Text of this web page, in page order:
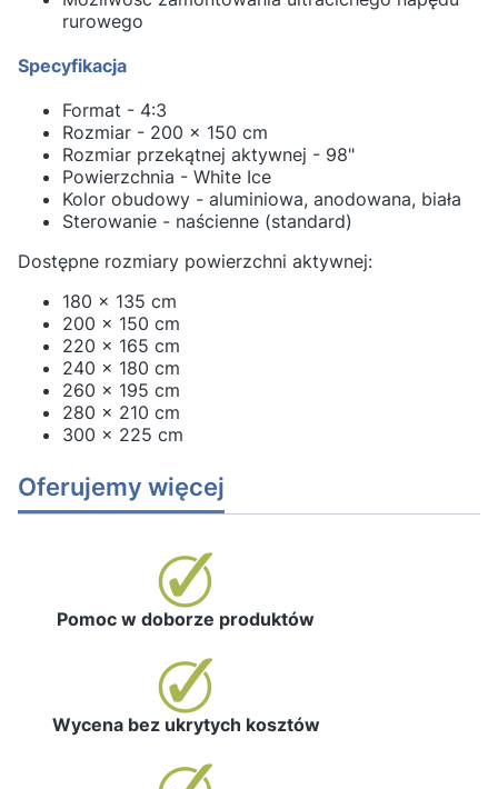
rurowego
Specyfikacja
Format - 4:3
Rozmiar - 200 x 150 cm
Rozmiar przekątnej aktywnej - 98"
Powierzchnia - White Ice
Kolor obudowy - aluminiowa, anodowana, biała
Sterowanie - naścienne (standard)
Dostępne rozmiary powierzchni aktywnej:
180 x 135 cm
200 x 150 cm
220 x 165 cm
240 x 180 cm
260 x 195 cm
280 x 210 cm
300 x 225 cm
Oferujemy więcej
Pomoc w doborze produktów
Wycena bez ukrytych kosztów